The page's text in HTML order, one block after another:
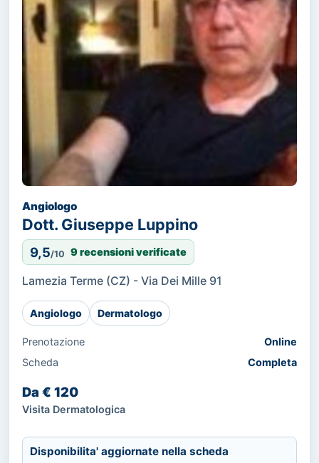
Angiologo
Dott. Giuseppe Luppino
9,5/10 9 recensioni verificate
Lamezia Terme (CZ) - Via Dei Mille 91
Angiologo Dermatologo
Prenotazione
Online
Scheda
Completa
Da € 120
Visita Dermatologica
Disponibilita' aggiornate nella scheda